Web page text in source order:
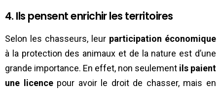
4. Ils pensent enrichir les territoires
Selon les chasseurs, leur participation économique
à la protection des animaux et de la nature est d’une
grande importance. En effet, non seulement ils paient
une licencepour avoir le droit de chasser, mais en